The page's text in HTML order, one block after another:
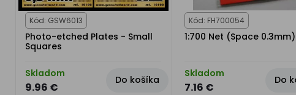
Kód: GSW6013
Photo-etched Plates - Small
Squares
Skladom
9.96 €
Do košíka
Kód: FH700054
1:700 Net (Space 0.3mm)
Skladom
7.16 €
Do